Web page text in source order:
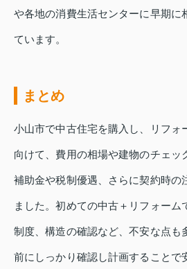
や各地の消費生活センターに早期に
ています。
まとめ
小山市で中古住宅を購入し、リフォ
向けて、費用の相場や建物のチェッ
補助金や税制優遇、さらに契約時の
ました。初めての中古＋リフォーム
制度、構造の確認など、不安な点も
前にしっかり確認し計画することで